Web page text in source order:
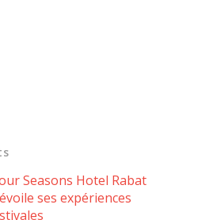
Seasons Hotel Rabat
ses expériences